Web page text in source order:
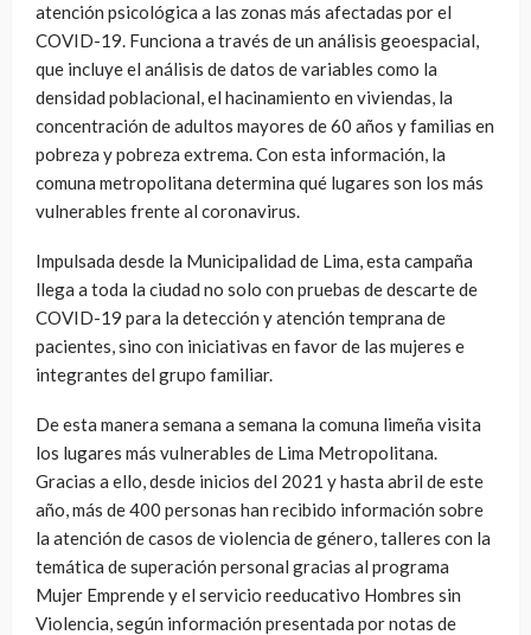
atención psicológica a las zonas más afectadas por el
COVID-19. Funciona a través de un análisis geoespacial,
que incluye el análisis de datos de variables como la
densidad poblacional, el hacinamiento en viviendas, la
concentración de adultos mayores de 60 años y familias en
pobreza y pobreza extrema. Con esta información, la
comuna metropolitana determina qué lugares son los más
vulnerables frente al coronavirus.
Impulsada desde la Municipalidad de Lima, esta campaña
llega a toda la ciudad no solo con pruebas de descarte de
COVID-19 para la detección y atención temprana de
pacientes, sino con iniciativas en favor de las mujeres e
integrantes del grupo familiar.
De esta manera semana a semana la comuna limeña visita
los lugares más vulnerables de Lima Metropolitana.
Gracias a ello, desde inicios del 2021 y hasta abril de este
año, más de 400 personas han recibido información sobre
la atención de casos de violencia de género, talleres con la
temática de superación personal gracias al programa
Mujer Emprende y el servicio reeducativo Hombres sin
Violencia, según información presentada por notas de